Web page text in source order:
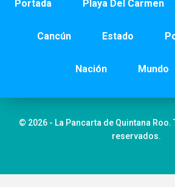
Portada Playa Del Carmen
Cancún Estado
Nación Mundo
© 2026 - La Pancarta de Quintana
reservados.